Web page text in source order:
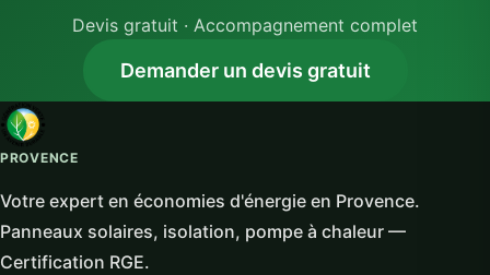
Devis gratuit · Accompagnement complet
Demander un devis gratuit
PROVENCE
Votre expert en économies d'énergie en Provence.
Panneaux solaires, isolation, pompe à chaleur —
Certification RGE.